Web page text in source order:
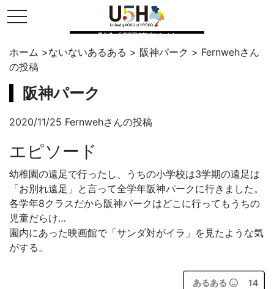
toggle navigation
県公式・兵庫五国連邦プロジェクト
ホーム >ないないあるある > 阪神パーク > Fernwehさん
の投稿
阪神パーク
2020/11/25 Fernwehさんの投稿
エピソード
幼稚園の遠足で行ったし、うちの小学校は3学期の遠足は
「お別れ遠足」と言って全学年阪神パークに行きました。
各学年8クラスだから阪神パークはどこに行ってもうちの
児童だらけ…
園内にあった映画館で「サンダ対がイラ」を見たような気
がする。
あるある 14